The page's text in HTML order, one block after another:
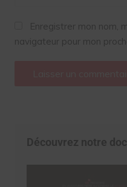
Enregistrer mon nom,
navigateur pour mon
Découvrez notre